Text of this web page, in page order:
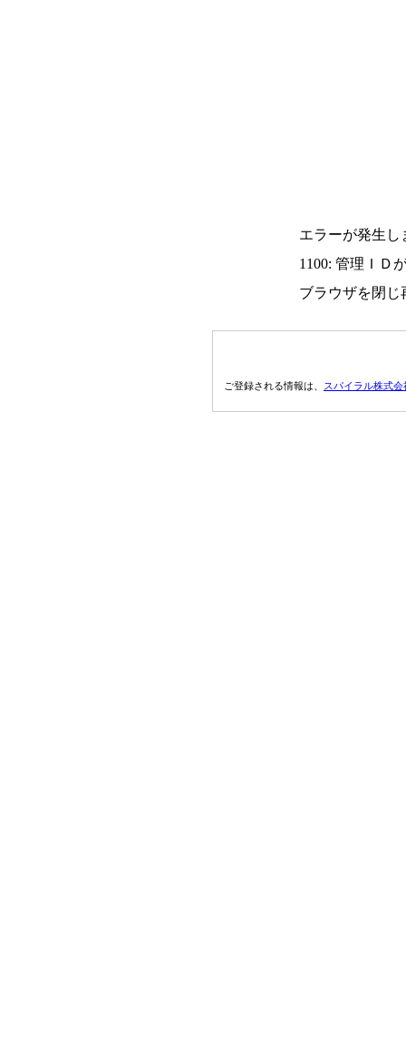
エラーが発生し
1100: 管理ＩＤ
ブラウザを閉じ
ご登録される情報は、 スパイラル株式会